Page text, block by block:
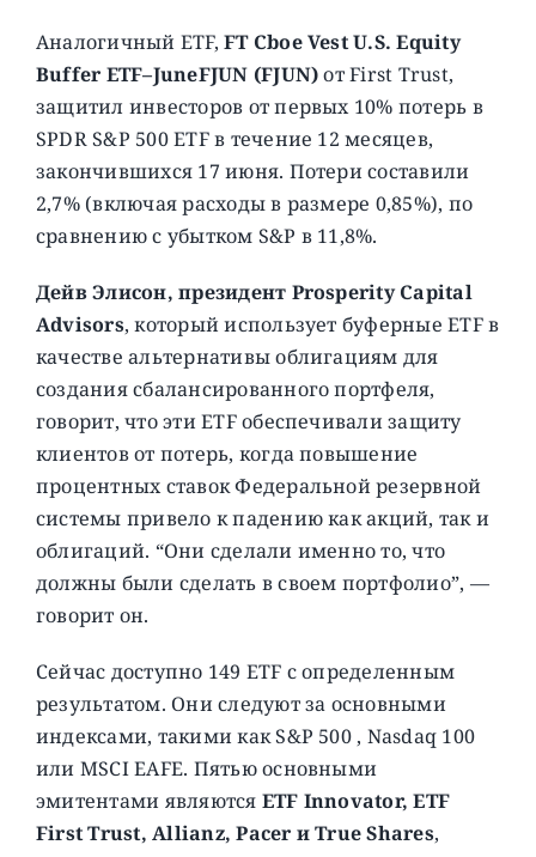
Аналогичный ETF,FT Cboe Vest U.S. Equity
Buffer ETF–JuneFJUN (FJUN)от First Trust,
защитил инвесторов от первых 10% потерь в
SPDR S&P 500 ETF в течение 12 месяцев,
закончившихся 17 июня. Потери составили
2,7% (включая расходы в размере 0,85%), по
сравнению с убытком S&P в 11,8%.
Дейв Элисон, президент Prosperity Capital
Advisors, который использует буферные ETF в
качестве альтернативы облигациям для
создания сбалансированного портфеля,
говорит, что эти ETF обеспечивали защиту
клиентов от потерь, когда повышение
процентных ставок Федеральной резервной
системы привело к падению как акций, так и
облигаций. “Они сделали именно то, что
должны были сделать в своем портфолио”, —
говорит он.
Сейчас доступно 149 ETF с определенным
результатом. Они следуют за основными
индексами, такими как S&P 500 , Nasdaq 100
или MSCI EAFE. Пятью основными
эмитентами являются ETF Innovator, ETF
First Trust, Allianz, Pacer и True Shares,